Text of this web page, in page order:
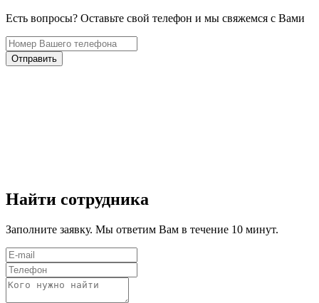
Есть вопросы? Оставьте свой телефон и мы свяжемся с Вами
Отправить
Найти сотрудника
Заполните заявку. Мы ответим Вам в течение 10 минут.